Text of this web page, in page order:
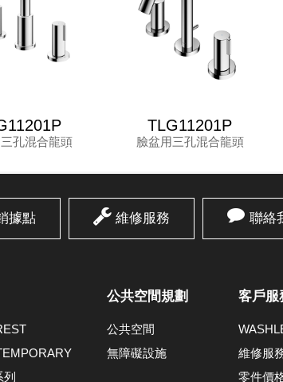
孔混合龍頭
TLG11201P
臉盆用三孔混合龍頭
據點 維修服務 聯絡
公共空間規劃
公共空間
無障礙設施
客戶服
維修服
零件價